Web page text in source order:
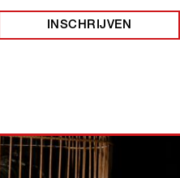
INSCHRIJVEN